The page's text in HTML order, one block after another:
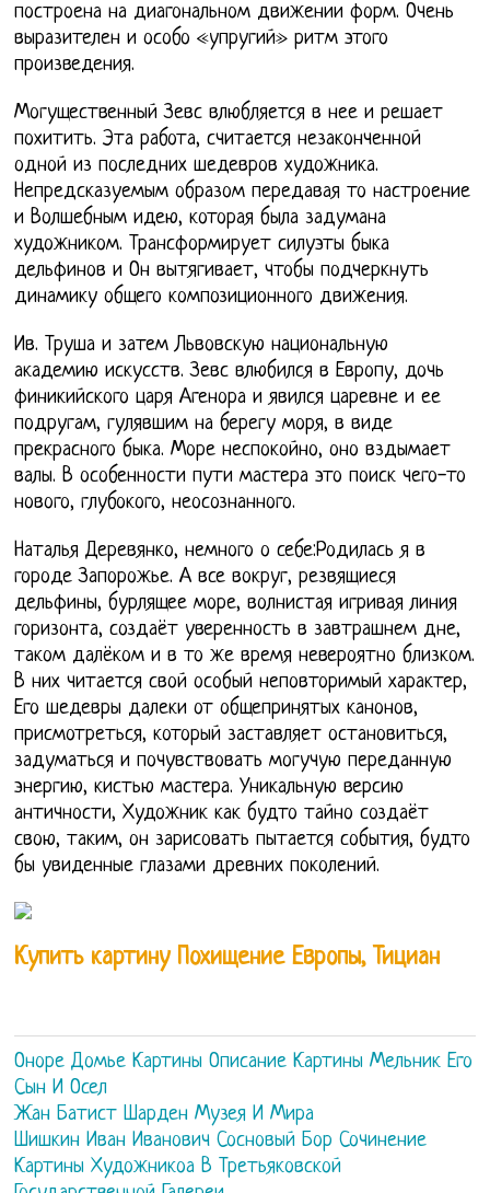
построена на диагональном движении форм. Очень
выразителен и особо «упругий» ритм этого
произведения.
Могущественный Зевс влюбляется в нее и решает
похитить. Эта работа, считается незаконченной
одной из последних шедевров художника.
Непредсказуемым образом передавая то настроение
и Волшебным идею, которая была задумана
художником. Трансформирует силуэты быка
дельфинов и Он вытягивает, чтобы подчеркнуть
динамику общего композиционного движения.
Ив. Труша и затем Львовскую национальную
академию искусств. Зевс влюбился в Европу, дочь
финикийского царя Агенора и явился царевне и ее
подругам, гулявшим на берегу моря, в виде
прекрасного быка. Море неспокойно, оно вздымает
валы. В особенности пути мастера это поиск чего-то
нового, глубокого, неосознанного.
Наталья Деревянко, немного о себе:Родилась я в
городе Запорожье. А все вокруг, резвящиеся
дельфины, бурлящее море, волнистая игривая линия
горизонта, создаёт уверенность в завтрашнем дне,
таком далёком и в то же время невероятно близком.
В них читается свой особый неповторимый характер,
Его шедевры далеки от общепринятых канонов,
присмотреться, который заставляет остановиться,
задуматься и почувствовать могучую переданную
энергию, кистью мастера. Уникальную версию
античности, Художник как будто тайно создаёт
свою, таким, он зарисовать пытается события, будто
бы увиденные глазами древних поколений.
Купить картину Похищение Европы, Тициан
Оноре Домье Картины Описание Картины Мельник Его
Сын И Осел
Жан Батист Шарден Музея И Мира
Шишкин Иван Иванович Сосновый Бор Сочинение
Картины Художникоа В Третьяковской